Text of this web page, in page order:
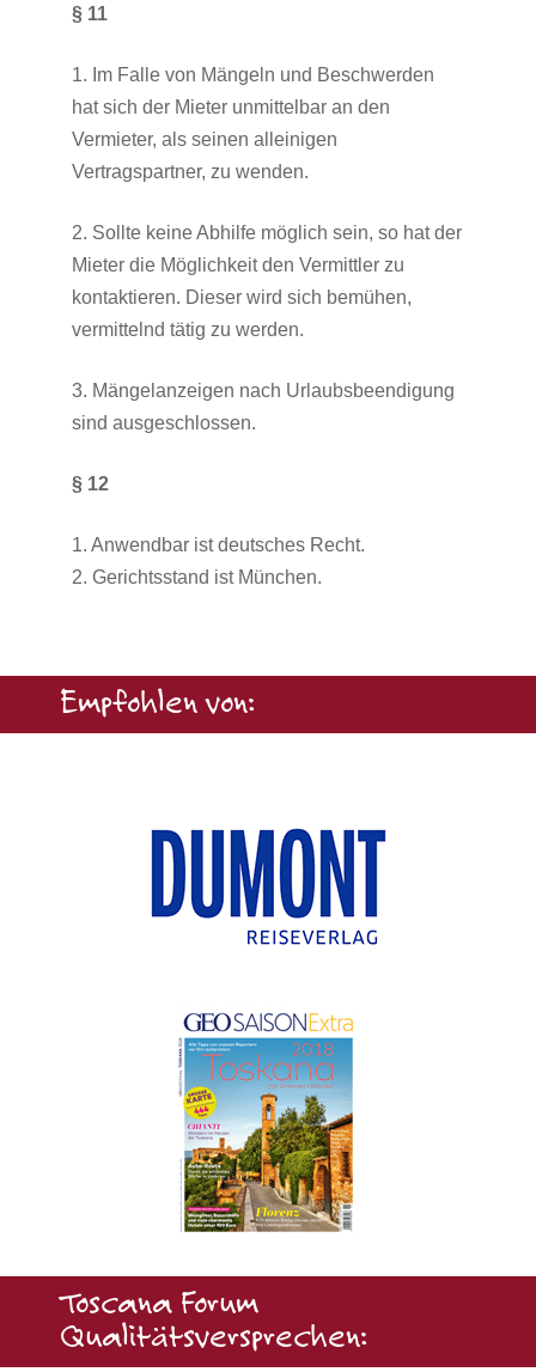
§ 11
1. Im Falle von Mängeln und Beschwerden
hat sich der Mieter unmittelbar an den
Vermieter, als seinen alleinigen
Vertragspartner, zu wenden.
2. Sollte keine Abhilfe möglich sein, so hat der
Mieter die Möglichkeit den Vermittler zu
kontaktieren. Dieser wird sich bemühen,
vermittelnd tätig zu werden.
3. Mängelanzeigen nach Urlaubsbeendigung
sind ausgeschlossen.
§ 12
1. Anwendbar ist deutsches Recht.
2. Gerichtsstand ist München.
Empfohlen von:
Toscana Forum
Qualitätsversprechen: